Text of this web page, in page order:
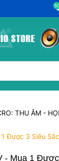
THU ÂM -
1 Được 3 Siêu
- Mua 1